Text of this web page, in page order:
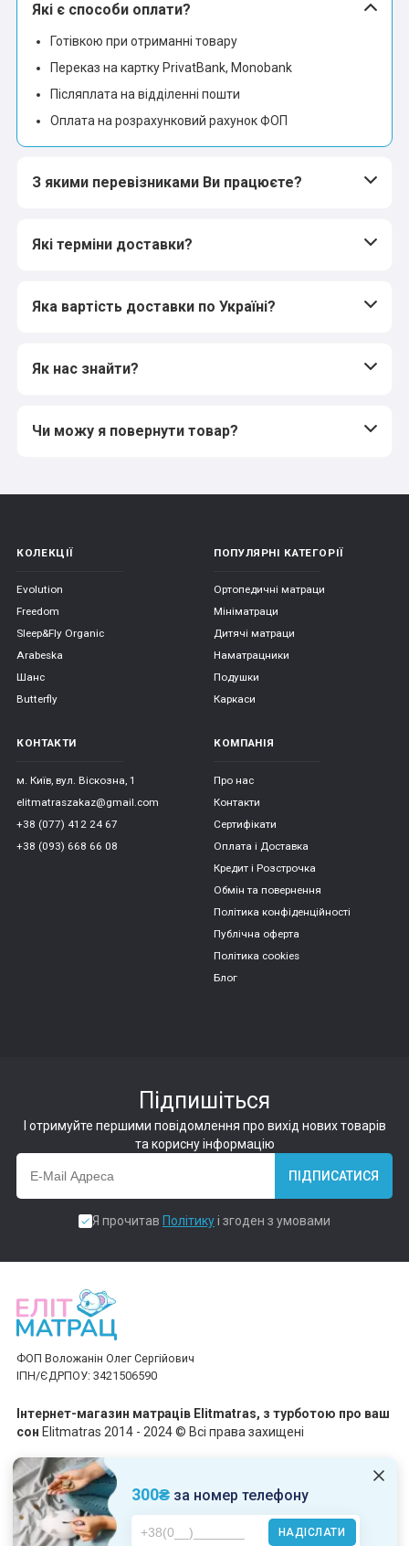
Які є способи оплати?
Готівкою при отриманні товару
Переказ на картку PrivatBank, Monobank
Післяплата на відділенні пошти
Оплата на розрахунковий рахунок ФОП
З якими перевізниками Ви працюєте?
Які терміни доставки?
Яка вартість доставки по Україні?
Як нас знайти?
Чи можу я повернути товар?
300₴за номер телефону
НАДІСЛАТИ
КОЛЕКЦІЇ
Evolution
Freedom
Sleep&Fly Organic
Arabeska
Шанс
Butterfly
ПОПУЛЯРНІ КАТЕГОРІЇ
Ортопедичні матраци
Мініматраци
Дитячі матраци
Наматрацники
Подушки
Каркаси
КОНТАКТИ
м. Київ, вул. Віскозна, 1
elitmatraszakaz@gmail.com
+38 (077) 412 24 67
+38 (093) 668 66 08
КОМПАНІЯ
Про нас
Контакти
Сертифікати
Оплата і Доставка
Кредит і Розстрочка
Обмін та повернення
Політика конфіденційності
Публічна оферта
Політика cookies
Блог
Підпишіться
І отримуйте першими повідомлення про вихід нових товарів
та корисну інформацію
ПІДПИСАТИСЯ
Я прочитав Політикуі згоден з умовами
ФОП Воложанін Олег Сергійович
ІПН/ЄДРПОУ: 3421506590
Інтернет-магазин матраців Elitmatras, з турботою про ваш
сон Elitmatras 2014 - 2024 © Всі права захищені
Приймаємо платежі